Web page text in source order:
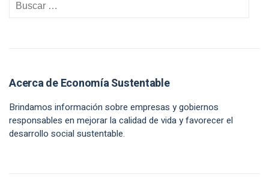
Acerca de Economía Sustentable
Brindamos información sobre empresas y gobiernos
responsables en mejorar la calidad de vida y favorecer el
desarrollo social sustentable.